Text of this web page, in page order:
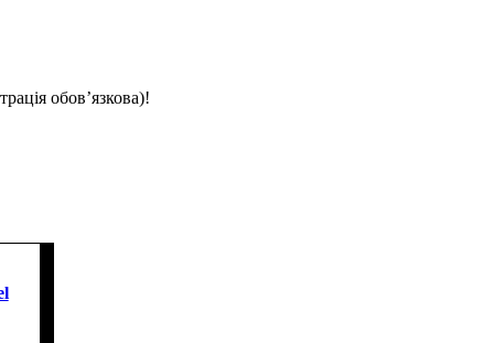
обов’язкова)!